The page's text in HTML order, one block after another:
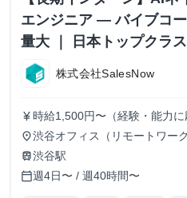
エンジニア — バイブコ
量大 ｜ 日本トップクラ
株式会社SalesNow
currency_yen 時給1,500円〜（経験・能力に
place渋谷オフィス（リモートワーク
train渋谷駅
calendar_today週4日〜 / 週40時間〜